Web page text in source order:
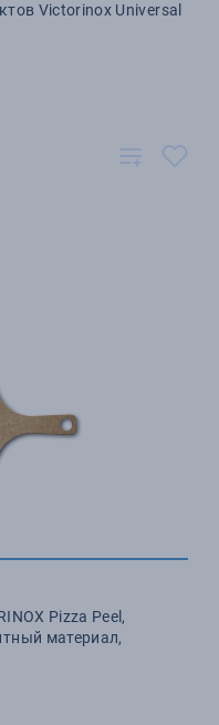
Victorinox Universal
Pizza Peel,
материал,